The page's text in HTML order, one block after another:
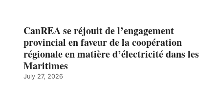
CanREA se réjouit de l’engagement
provincial en faveur de la coopération
régionale en matière d’électricité dans les
Maritimes
July 27, 2026